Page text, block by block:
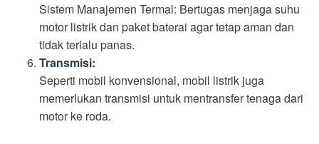
Sistem Manajemen Termal: Bertugas menjaga suhu
motor listrik dan paket baterai agar tetap aman dan
tidak terlalu panas.
Transmisi:
Seperti mobil konvensional, mobil listrik juga
memerlukan transmisi untuk mentransfer tenaga dari
motor ke roda.